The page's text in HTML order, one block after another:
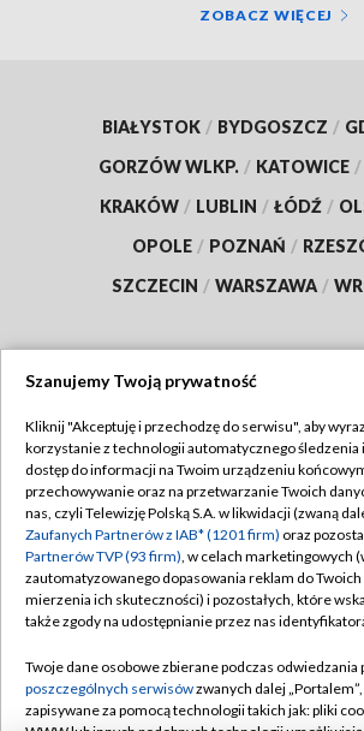
ZOBACZ WIĘCEJ
BIAŁYSTOK / BYDGOSZCZ /
GORZÓW WLKP. / KATOWICE /
KRAKÓW / LUBLIN / ŁÓDŹ /
OPOLE / POZNAŃ /
SZCZECIN / WARSZAWA /
TVP
Abonament TVP
Emisja w TVP
Centrum informacji TVP
Naziemna Telewizja Cyfrowa
Rada Programowa
System NOS
Regulamin TVP
Polityka prywatności
Moje zgody
Pomoc
Kontakt
Szanujemy Twoją prywatność
Kliknij "Akceptuję i przechodzę do serwisu", aby
korzystanie z technologii automatycznego śledzenia
dostęp do informacji na Twoim urządzeniu
przechowywanie oraz na przetwarzanie Twoich
nas, czyli Telewizję Polską S.A. w likwidacji (zwaną
Zaufanych Partnerów z IAB* (1201 firm) oraz
Partnerów TVP (93 firm), w celach marketingowych
zautomatyzowanego dopasowania reklam do
mierzenia ich skuteczności) i pozostałych, które
także zgody na udostępnianie przez nas
Twoje dane osobowe zbierane podczas odwiedzania
poszczególnych serwisówzwanych dalej
zapisywane za pomocą technologii takich jak: pliki